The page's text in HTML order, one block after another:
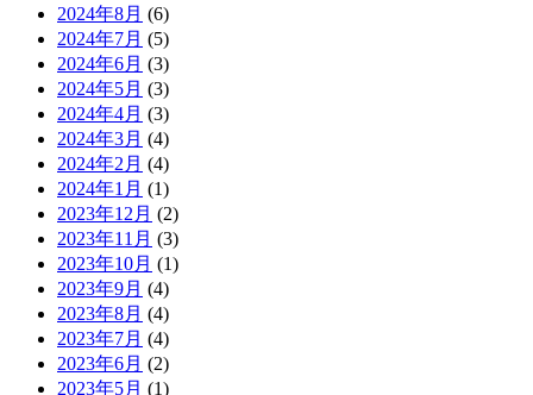
2024年8月 (6)
2024年7月 (5)
2024年6月 (3)
2024年5月 (3)
2024年4月 (3)
2024年3月 (4)
2024年2月 (4)
2024年1月 (1)
2023年12月 (2)
2023年11月 (3)
2023年10月 (1)
2023年9月 (4)
2023年8月 (4)
2023年7月 (4)
2023年6月 (2)
2023年5月 (1)